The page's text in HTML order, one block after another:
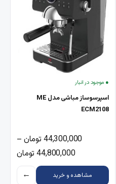
● موجود در انبار
اسپرسوساز مباشی مدل ME
ECM2108
44,300,000 تومان –
44,800,000 تومانمحدوده قیمت:
مشاهده و خرید ←